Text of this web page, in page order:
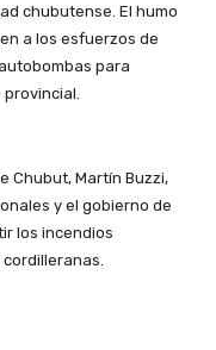
chubutense. El humo
a los esfuerzos de
para
Chubut, Martín Buzzi,
y el gobierno de
los incendios